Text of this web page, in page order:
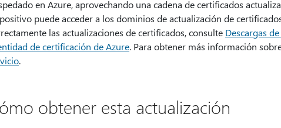
en Azure, aprovechando una cadena de certificados
puede acceder a los dominios de actualización de
las actualizaciones de certificados, consulte Descargas
de certificación de Azure. Para obtener más información
.
obtener esta actualización